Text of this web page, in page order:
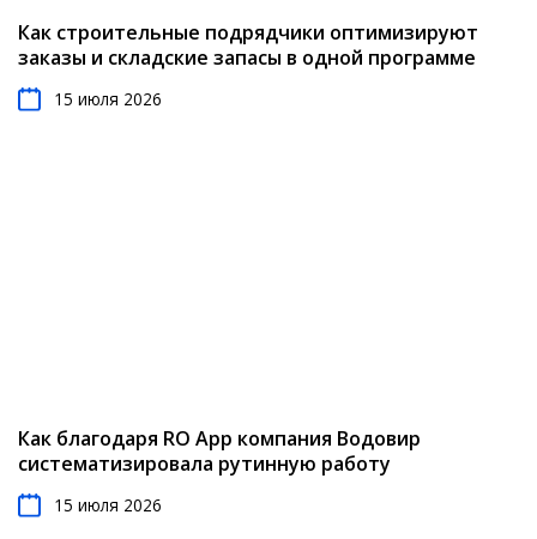
Как строительные подрядчики оптимизируют
заказы и складские запасы в одной программе
15 июля 2026
Как благодаря RO App компания Водовир
систематизировала рутинную работу
15 июля 2026